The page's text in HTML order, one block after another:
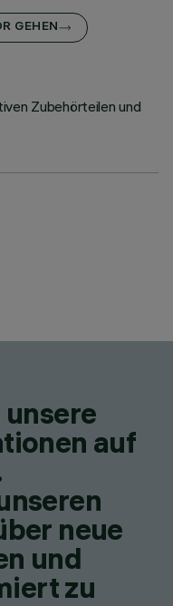
GEHEN
Zubehörteilen und
unsere
auf
neue
und
zu